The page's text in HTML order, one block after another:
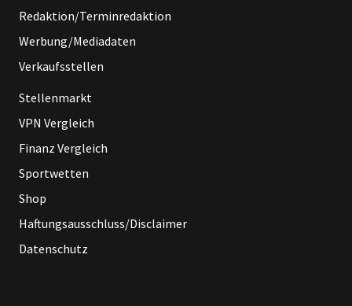
Redaktion/Terminredaktion
Werbung/Mediadaten
Verkaufsstellen
Stellenmarkt
VPN Vergleich
Finanz Vergleich
Sportwetten
Shop
Haftungsausschluss/Disclaimer
Datenschutz